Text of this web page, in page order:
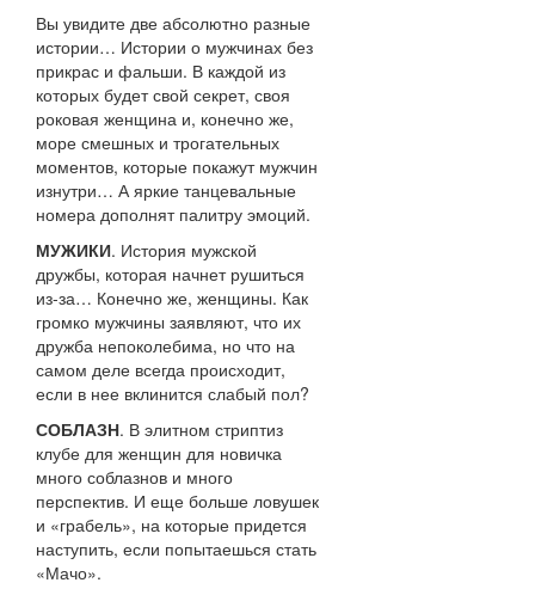
Вы увидите две абсолютно разные
истории… Истории о мужчинах без
прикрас и фальши. В каждой из
которых будет свой секрет, своя
роковая женщина и, конечно же,
море смешных и трогательных
моментов, которые покажут мужчин
изнутри… А яркие танцевальные
номера дополнят палитру эмоций.
МУЖИКИ. История мужской
дружбы, которая начнет рушиться
из-за… Конечно же, женщины. Как
громко мужчины заявляют, что их
дружба непоколебима, но что на
самом деле всегда происходит,
если в нее вклинится слабый пол?
СОБЛАЗН. В элитном стриптиз
клубе для женщин для новичка
много соблазнов и много
перспектив. И еще больше ловушек
и «грабель», на которые придется
наступить, если попытаешься стать
«Мачо».